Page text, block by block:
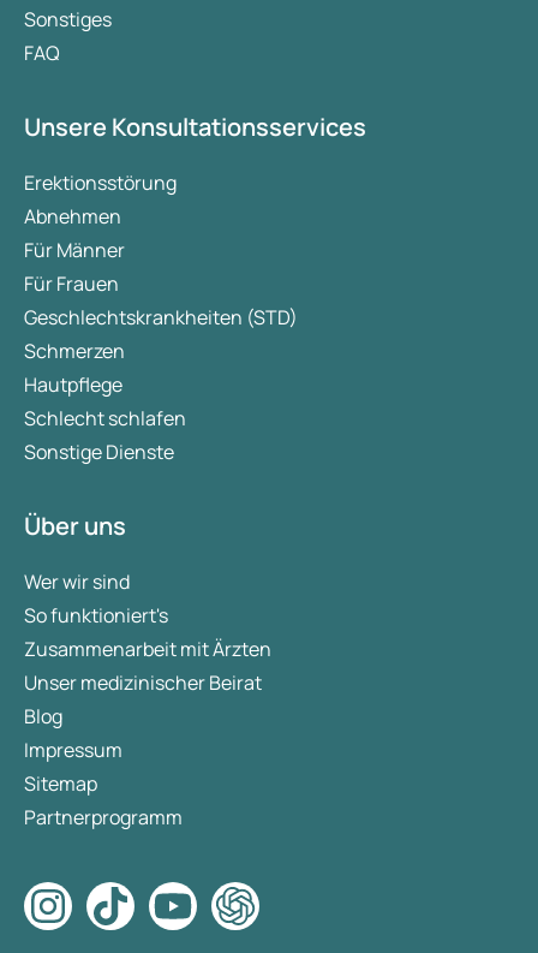
Sonstiges
FAQ
Unsere Konsultationsservices
Erektionsstörung
Abnehmen
Für Männer
Für Frauen
Geschlechtskrankheiten (STD)
Schmerzen
Hautpflege
Schlecht schlafen
Sonstige Dienste
Über uns
Wer wir sind
So funktioniert's
Zusammenarbeit mit Ärzten
Unser medizinischer Beirat
Blog
Impressum
Sitemap
Partnerprogramm